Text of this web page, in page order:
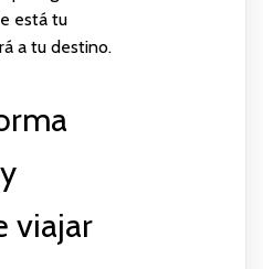
está tu
a tu destino.
viajar